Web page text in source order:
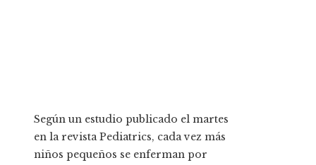
Según un estudio publicado el martes
en la revista Pediatrics, cada vez más
niños pequeños se enferman por